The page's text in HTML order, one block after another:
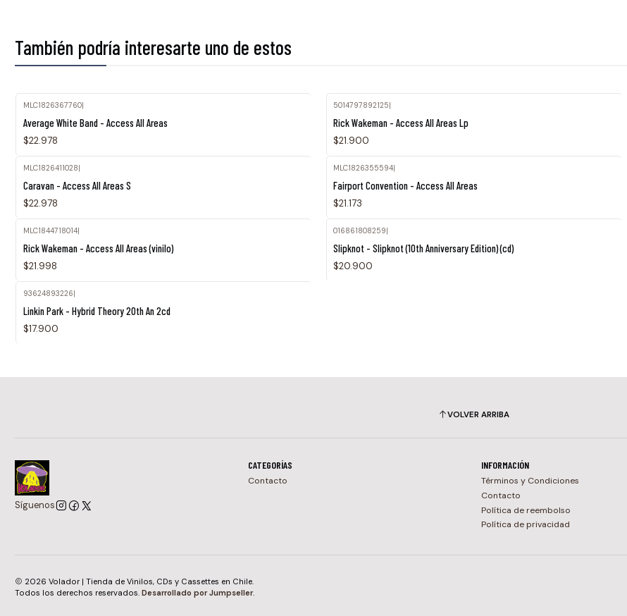
También podría interesarte uno de estos
MLC1826367760|
Average White Band - Access All Areas
$22.978
5014797892125|
Rick Wakeman - Access All Areas Lp
$21.900
MLC1826411028|
Caravan - Access All Areas S
$22.978
MLC1826355594|
Fairport Convention - Access All Areas
$21.173
MLC1844718014|
Rick Wakeman - Access All Areas (vinilo)
$21.998
016861808259
Slipknot - Slipknot (10th Anniversary Edition) (cd)
$20.900
93624893226
Linkin Park - Hybrid Theory 20th An 2cd
$17.900
VOLVER ARRIBA
Síguenos
CATEGORÍAS
Contacto
INFORMACIÓN
Términos y Condiciones
Contacto
Política de reembolso
Política de privacidad
2026 Volador | Tienda de Vinilos, CDs y Cassettes en Chile.
Todos los derechos reservados. Desarrollado por Jumpseller.